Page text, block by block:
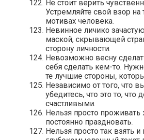
Не стоит верить
Устремляйте свой взор на
мотивах человека.
Невинное личико
маской, скрывающей
сторону личности.
Невозможно весну
себя сделать кем-то.
те лучшие стороны,
Независимо от того, что
убедитесь, что это то, что
счастливыми.
Нельзя просто проживать
постоянно праздновать.
Нельзя просто так взять и